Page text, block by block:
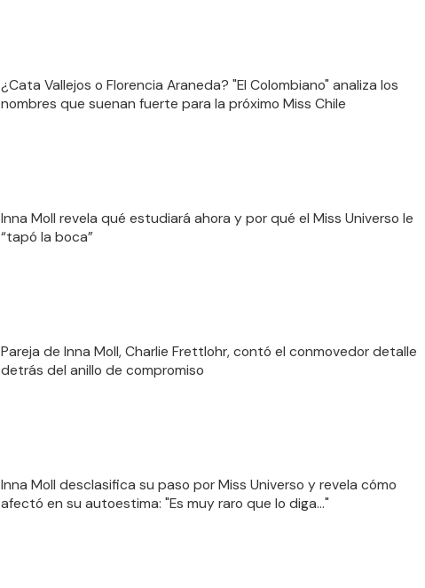
¿Cata Vallejos o Florencia Araneda? "El Colombiano" analiza los
nombres que suenan fuerte para la próximo Miss Chile
Inna Moll revela qué estudiará ahora y por qué el Miss Universo le
“tapó la boca”
Pareja de Inna Moll, Charlie Frettlohr, contó el conmovedor detalle
detrás del anillo de compromiso
Inna Moll desclasifica su paso por Miss Universo y revela cómo
afectó en su autoestima: "Es muy raro que lo diga…"